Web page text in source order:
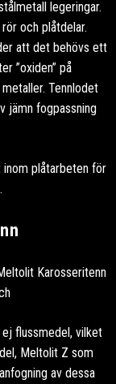
legeringar.
och plåtdelar.
att det behövs ett
”oxiden” på
Tennlodet
jämn fogpassning
inom plåtarbeten för
Karosseritenn
flussmedel, vilket
Meltolit Z som
av dessa